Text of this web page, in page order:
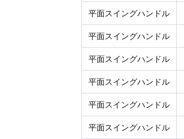
平面スイングハンドル
平面スイングハンドル
平面スイングハンドル
平面スイングハンドル
平面スイングハンドル
平面スイングハンドル